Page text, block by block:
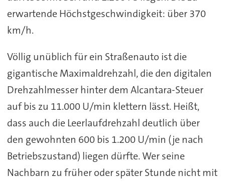
erwartende Höchstgeschwindigkeit: über 370
km/h.
Völlig unüblich für ein Straßenauto ist die
gigantische Maximaldrehzahl, die den digitalen
Drehzahlmesser hinter dem Alcantara-Steuer
auf bis zu 11.000 U/min klettern lässt. Heißt,
dass auch die Leerlaufdrehzahl deutlich über
den gewohnten 600 bis 1.200 U/min (je nach
Betriebszustand) liegen dürfte. Wer seine
Nachbarn zu früher oder später Stunde nicht mit